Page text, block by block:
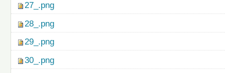
27_.png
28_.png
29_.png
30_.png